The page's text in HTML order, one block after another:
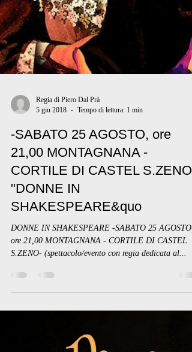
Regia di Piero Dal Prà
5 giu 2018
Tempo di lettura: 1 min
-SABATO 25 AGOSTO, ore
21,00 MONTAGNANA -
CORTILE DI CASTEL S.ZENO -
"DONNE IN
SHAKESPEARE&quo
ore 21,00 MONTAGNANA - CORTILE DI CASTEL
S.ZENO- (spettacolo/evento con regia dedicata al...